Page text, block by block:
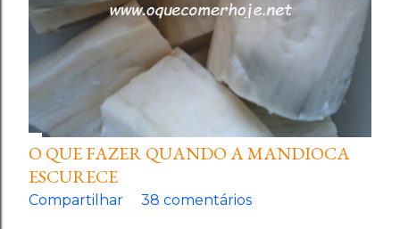
O QUE FAZER QUANDO A MANDIOCA
ESCURECE
Compartilhar 38 comentários